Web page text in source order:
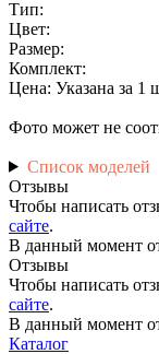
Тип:
Цвет:
Размер:
Комплект:
Цена: Указана за 1
Фото может не
Список моделей
Отзывы
Чтобы написать
сайте.
В данный момент
Отзывы
Чтобы написать
сайте.
В данный момент
Каталог